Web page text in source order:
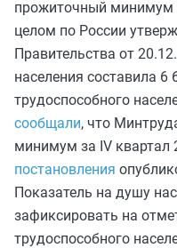
прожиточный минимум
целом по России
Правительства от
населения составила 6
трудоспособного
сообщали, что
минимум за IV квартал
постановления
Показатель на душу
зафиксировать на
трудоспособного